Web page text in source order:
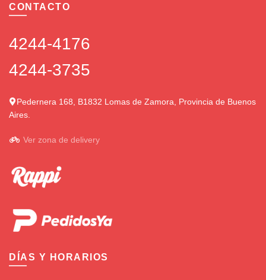
CONTACTO
4244-4176
4244-3735
Pedernera 168, B1832 Lomas de Zamora, Provincia de Buenos
Aires.
Ver zona de delivery
DÍAS Y HORARIOS